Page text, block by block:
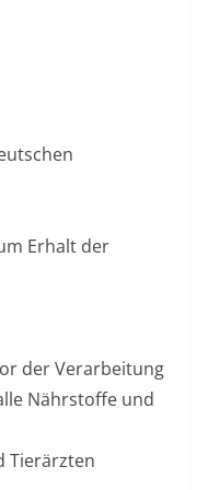
Erhalt der
der Verarbeitung
Nährstoffe und
Tierärzten